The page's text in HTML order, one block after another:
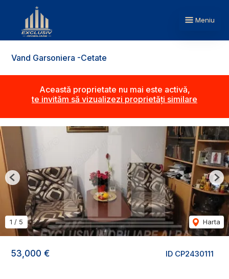
Meniu
Vand Garsoniera -Cetate
Această proprietate nu mai este activă,
te invităm să vizualizezi proprietăți similare
ID CP2430111
53,000 €
1 / 5 Harta
Previous